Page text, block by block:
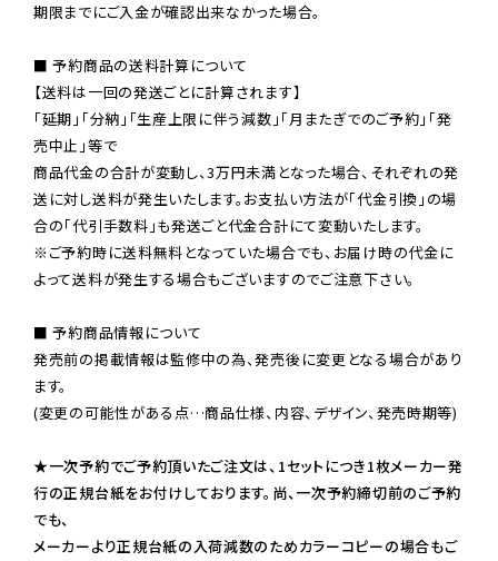
期限までにご入金が確認出来なかった場合。
■ 予約商品の送料計算について
【送料は一回の発送ごとに計算されます】
「延期」「分納」「生産上限に伴う減数」「月またぎでのご予約」「発
売中止」等で
商品代金の合計が変動し、3万円未満となった場合、それぞれの発
送に対し送料が発生いたします。お支払い方法が「代金引換」の場
※ご予約時に送料無料となっていた場合でも、お届け時の代金に
よって送料が発生する場合もございますのでご注意下さい。
■ 予約商品情報について
発売前の掲載情報は監修中の為、発売後に変更となる場合があり
ます。
(変更の可能性がある点…商品仕様、内容、デザイン、発売時期等)
★一次予約でご予約頂いたご注文は、1セットにつき1枚メーカー発
行の正規台紙をお付けしております。尚、一次予約締切前のご予約
でも、
メーカーより正規台紙の入荷減数のためカラーコピーの場合もご